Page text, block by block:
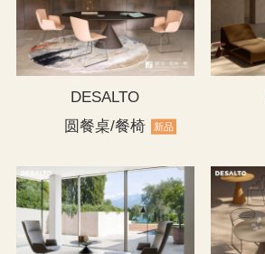
DESALTO
圆餐桌/餐椅
新品